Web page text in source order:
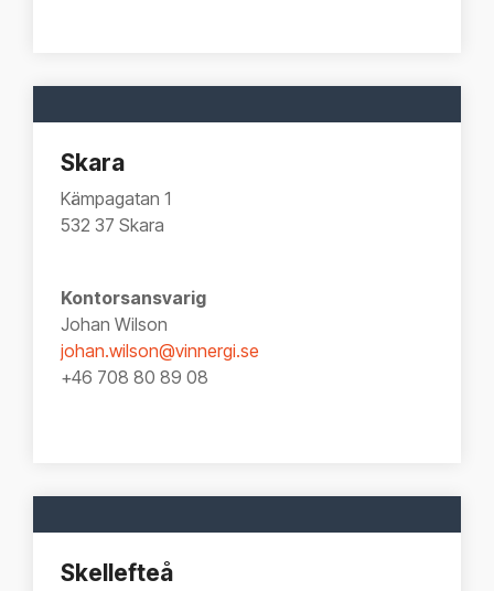
Skara
Kämpagatan 1
532 37 Skara
Kontorsansvarig
Johan Wilson
johan.wilson@vinnergi.se
+46 708 80 89 08
Skellefteå